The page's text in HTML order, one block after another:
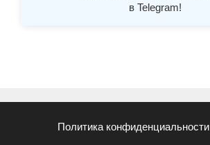
в Telegram!
Политика конфиденциальности